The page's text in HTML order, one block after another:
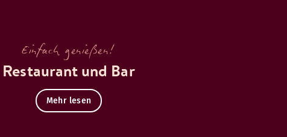
Einfach genießen!
Restaurant und Bar
Mehr lesen